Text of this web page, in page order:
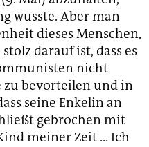
wusste. Aber man
dieses Menschen,
darauf ist, dass es
nicht
zu bevorteilen und in
seine Enkelin an
gebrochen mit
meiner Zeit … Ich